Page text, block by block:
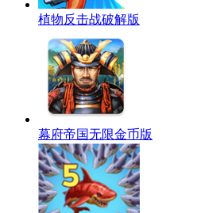
植物反击战破解版
幕府帝国无限金币版